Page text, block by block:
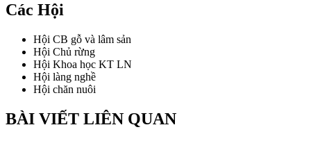
Các Hội
Hội CB gỗ và lâm sản
Hội Chủ rừng
Hội Khoa học KT LN
Hội làng nghề
Hội chăn nuôi
BÀI VIẾT LIÊN QUAN